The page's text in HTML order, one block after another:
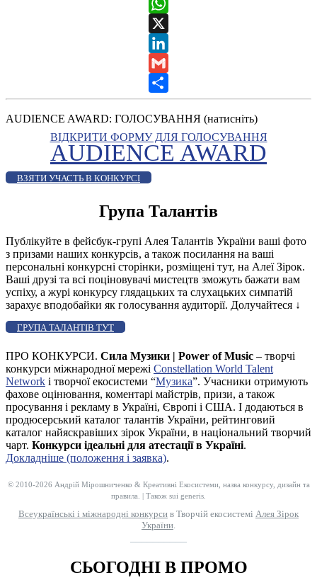
Messenger
WhatsApp
X
LinkedIn
Gmail
Share
AUDIENCE AWARD: ГОЛОСУВАННЯ (натисніть)
ВІДКРИТИ ФОРМУ ДЛЯ ГОЛОСУВАННЯ
AUDIENCE AWARD
ВЗЯТИ УЧАСТЬ В КОНКУРСІ
Група Талантів
Публікуйте в фейсбук-групі Алея Талантів України ваші фото
з призами наших конкурсів, а також посилання на ваші
персональні конкурсні сторінки, розміщені тут, на Алеї Зірок.
Ваші друзі та всі поціновувачі мистецтв зможуть бажати вам
успіху, а журі конкурсу глядацьких та слухацьких симпатій
зарахує вподобайки як голосування аудиторії. Долучайтеся ↓
ГРУПА ТАЛАНТІВ ТУТ
ПРО КОНКУРСИ. Сила Музики | Power of Music – творчі
конкурси міжнародної мережі Constellation World Talent
Network і творчої екосистеми “Музика”. Учасники отримують
фахове оцінювання, коментарі майстрів, призи, а також
просування і рекламу в Україні, Європі і США. І додаються в
продюсерський каталог талантів України, рейтинговий
каталог найяскравіших зірок України, в національний творчий
чарт. Конкурси ідеальні для атестації в Україні.
Докладніше (положення і заявка).
© 2010-2026 Андрій Мірошниченко & Креативні Екосистеми, назва конкурсу, дизайн та
правила. | Також sui generis.
Всеукраїнські і міжнародні конкурси в Творчій екосистемі Алея Зірок
України.
СЬОГОДНІ В ПРОМО